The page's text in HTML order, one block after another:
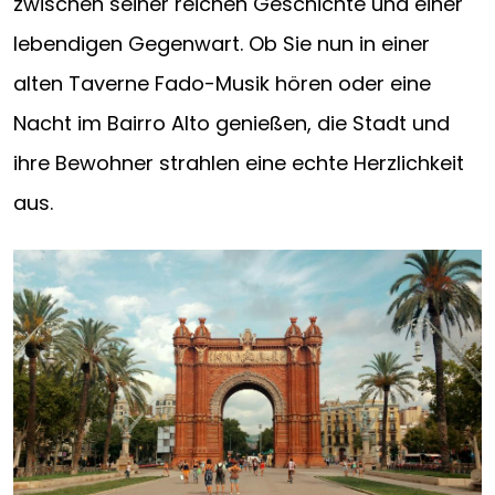
lebendigen Gegenwart. Ob Sie nun in einer
alten Taverne Fado-Musik hören oder eine
Nacht im Bairro Alto genießen, die Stadt und
ihre Bewohner strahlen eine echte Herzlichkeit
aus.